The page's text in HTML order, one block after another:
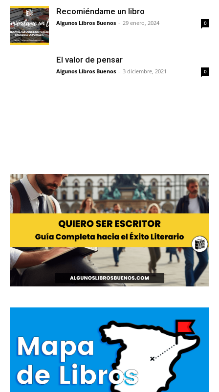
Recomiéndame un libro
Algunos Libros Buenos - 29 enero, 2024 0
El valor de pensar
Algunos Libros Buenos - 3 diciembre, 2021 0